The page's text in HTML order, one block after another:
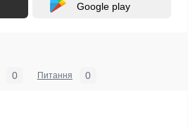
Google play
0 Питання 0